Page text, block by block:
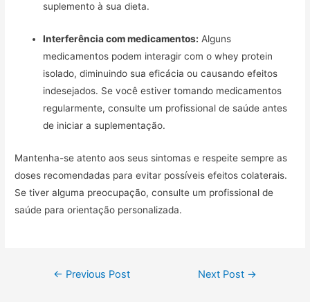
suplemento à sua dieta.
Interferência com medicamentos: Alguns
medicamentos podem interagir com o whey protein
isolado, diminuindo sua eficácia ou causando efeitos
indesejados. Se você estiver tomando medicamentos
regularmente, consulte um profissional de saúde antes
de iniciar a suplementação.
Mantenha-se atento aos seus sintomas e respeite sempre as
doses recomendadas para evitar possíveis efeitos colaterais.
Se tiver alguma preocupação, consulte um profissional de
saúde para orientação personalizada.
Post
← Previous Post Next Post →